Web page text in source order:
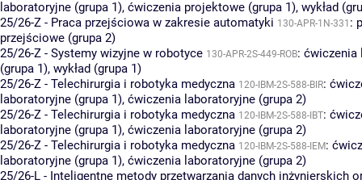
laboratoryjne (grupa 1), ćwiczenia projektowe (grupa 1), wykład
25/26-Z - Praca przejściowa w zakresie automatyki 130-APR-1N-331 :
przejściowe (grupa 2)
25/26-Z - Systemy wizyjne w robotyce 130-APR-2S-449-ROB: ćwiczenia
(grupa 1), wykład (grupa 1)
25/26-Z - Telechirurgia i robotyka medyczna 120-IBM-2S-588-BIR:
laboratoryjne (grupa 1), ćwiczenia laboratoryjne (grupa 2)
25/26-Z - Telechirurgia i robotyka medyczna 120-IBM-2S-588-IBT:
laboratoryjne (grupa 1), ćwiczenia laboratoryjne (grupa 2)
25/26-Z - Telechirurgia i robotyka medyczna 120-IBM-2S-588-IEM:
laboratoryjne (grupa 1), ćwiczenia laboratoryjne (grupa 2)
25/26-L - Inteligentne metody przetwarzania danych inżynierskich